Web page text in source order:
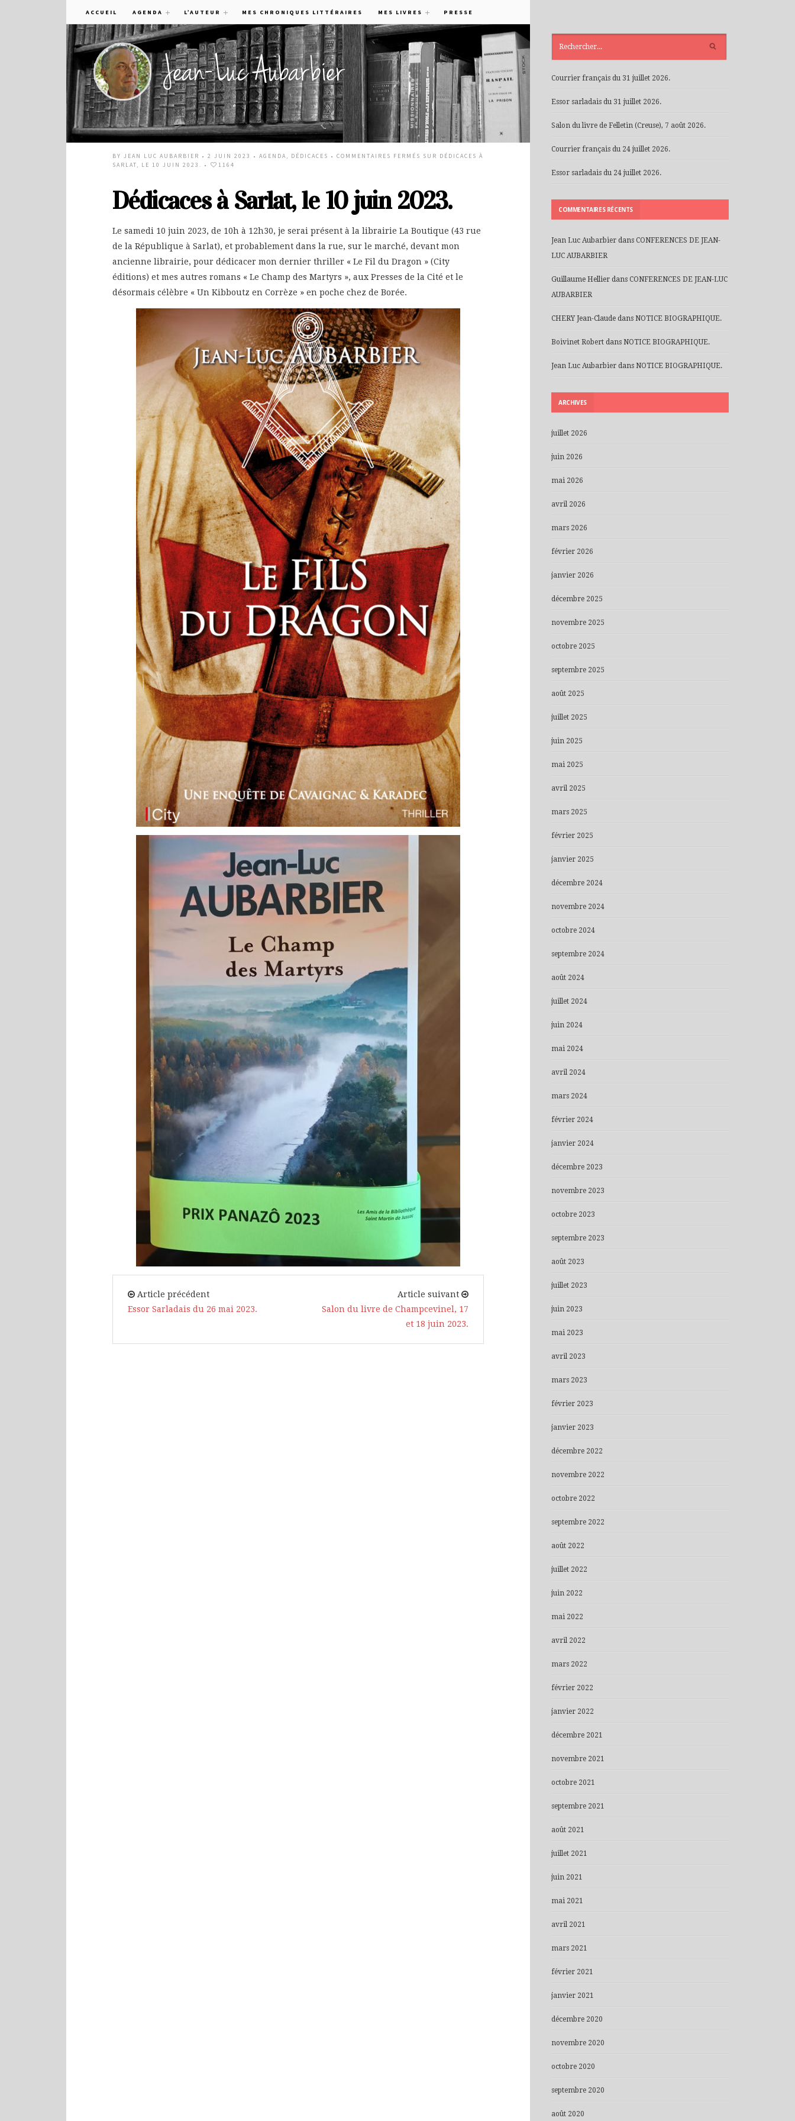
ACCUEIL AGENDA L’AUTEUR MES CHRONIQUES LITTÉRAIRES MES LIVRES PRESSE
BYJEAN LUC AUBARBIER • 2 JUIN 2023 •AGENDA, DÉDICACES •COMMENTAIRES FERMÉS SUR DÉDICACES À
SARLAT, LE 10 JUIN 2023. • 1164
Dédicaces à Sarlat, le 10 juin 2023.
Le samedi 10 juin 2023, de 10h à 12h30, je serai présent à la librairie La Boutique (43 rue
de la République à Sarlat), et probablement dans la rue, sur le marché, devant mon
ancienne librairie, pour dédicacer mon dernier thriller « Le Fil du Dragon » (City
éditions) et mes autres romans « Le Champ des Martyrs », aux Presses de la Cité et le
désormais célèbre « Un Kibboutz en Corrèze » en poche chez de Borée.
Article précédent
Essor Sarladais du 26 mai 2023.
Article suivant
Salon du livre de Champcevinel, 17
et 18 juin 2023.
Courrier français du 31 juillet 2026.
Essor sarladais du 31 juillet 2026.
Salon du livre de Felletin (Creuse), 7 août 2026.
Courrier français du 24 juillet 2026.
Essor sarladais du 24 juillet 2026.
COMMENTAIRES RÉCENTS
Jean Luc Aubarbier dans CONFERENCES DE JEAN-
LUC AUBARBIER
Guillaume Hellier dans CONFERENCES DE JEAN-LUC
AUBARBIER
CHERY Jean-Claude dans NOTICE BIOGRAPHIQUE.
Boivinet Robert dans NOTICE BIOGRAPHIQUE.
Jean Luc Aubarbier dans NOTICE BIOGRAPHIQUE.
ARCHIVES
juillet 2026
juin 2026
mai 2026
avril 2026
mars 2026
février 2026
janvier 2026
décembre 2025
novembre 2025
octobre 2025
septembre 2025
août 2025
juillet 2025
juin 2025
mai 2025
avril 2025
mars 2025
février 2025
janvier 2025
décembre 2024
novembre 2024
octobre 2024
septembre 2024
août 2024
juillet 2024
juin 2024
mai 2024
avril 2024
mars 2024
février 2024
janvier 2024
décembre 2023
novembre 2023
octobre 2023
septembre 2023
août 2023
juillet 2023
juin 2023
mai 2023
avril 2023
mars 2023
février 2023
janvier 2023
décembre 2022
novembre 2022
octobre 2022
septembre 2022
août 2022
juillet 2022
juin 2022
mai 2022
avril 2022
mars 2022
février 2022
janvier 2022
décembre 2021
novembre 2021
octobre 2021
septembre 2021
août 2021
juillet 2021
juin 2021
mai 2021
avril 2021
mars 2021
février 2021
janvier 2021
décembre 2020
novembre 2020
octobre 2020
septembre 2020
août 2020